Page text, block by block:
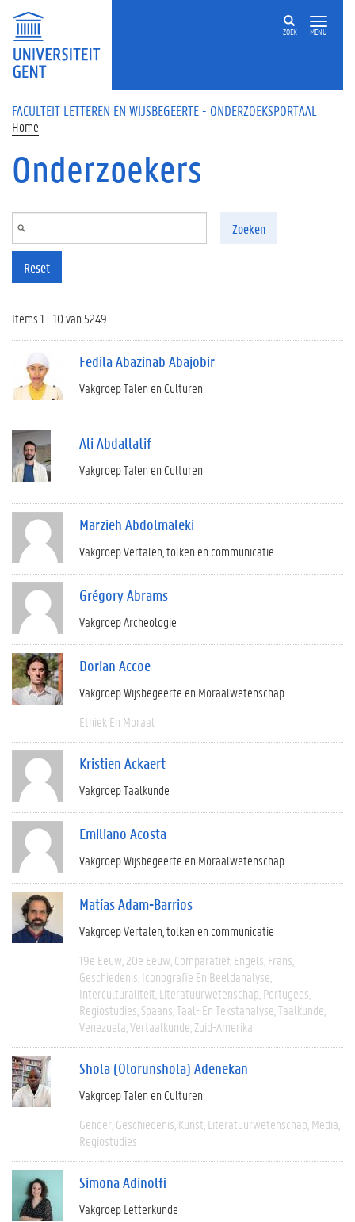
Overslaan en naar de inhoud gaan
ZOEK MENU
FACULTEIT LETTEREN EN WIJSBEGEERTE - ONDERZOEKSPORTAAL
Home
Onderzoekers
Zoeken
Reset
Items 1 - 10 van 5249
Fedila Abazinab Abajobir
Vakgroep Talen en Culturen
Ali Abdallatif
Vakgroep Talen en Culturen
Marzieh Abdolmaleki
Vakgroep Vertalen, tolken en communicatie
Grégory Abrams
Vakgroep Archeologie
Dorian Accoe
Vakgroep Wijsbegeerte en Moraalwetenschap
Ethiek En Moraal
Kristien Ackaert
Vakgroep Taalkunde
Emiliano Acosta
Vakgroep Wijsbegeerte en Moraalwetenschap
Matías Adam-Barrios
Vakgroep Vertalen, tolken en communicatie
19e Eeuw 20e Eeuw Comparatief Engels Frans
Geschiedenis Iconografie En Beeldanalyse
Interculturaliteit Literatuurwetenschap Portugees
Regiostudies Spaans Taal- En Tekstanalyse Taalkunde
Venezuela Vertaalkunde Zuid-Amerika
Shola (Olorunshola) Adenekan
Vakgroep Talen en Culturen
Gender Geschiedenis Kunst Literatuurwetenschap Media
Regiostudies
Simona Adinolfi
Vakgroep Letterkunde